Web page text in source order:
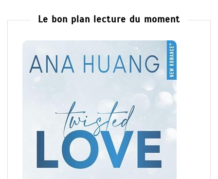
Le bon plan lecture du moment